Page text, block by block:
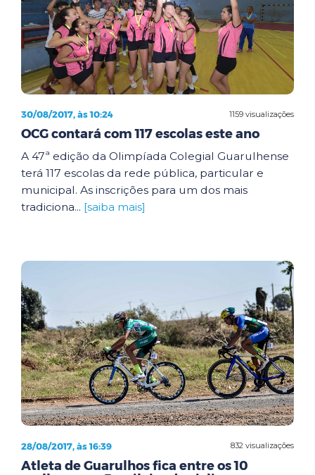
1159 visualizações
30/08/2017, às 10:24
OCG contará com 117 escolas este ano
A 47ª edição da Olimpíada Colegial Guarulhense
terá 117 escolas da rede pública, particular e
municipal. As inscrições para um dos mais
tradiciona... [saiba mais]
832 visualizações
28/08/2017, às 16:39
Atleta de Guarulhos fica entre os 10